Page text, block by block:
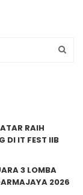
RAIH
DI IT FEST IIB
3 LOMBA
2026